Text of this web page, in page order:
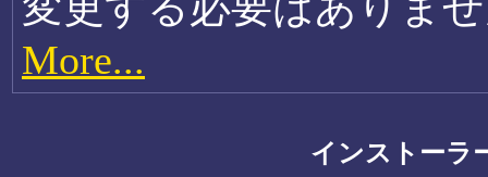
More...
インストーラ